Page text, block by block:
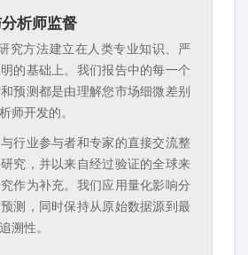
析师监督
究方法建立在人类专业知识、严
的基础上。我们报告中的每一个
预测都是由理解您市场细微差别
师开发的。
行业参与者和专家的直接交流整
究，并以来自经过验证的全球来
作为补充。我们应用量化影响分
测，同时保持从原始数据源到最
溯性。